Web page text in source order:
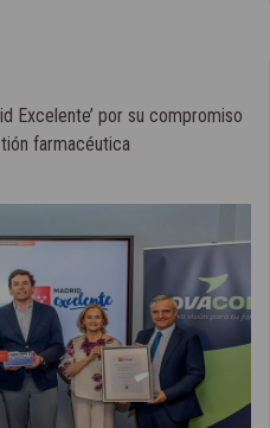
Excelente’ por su compromiso
farmacéutica